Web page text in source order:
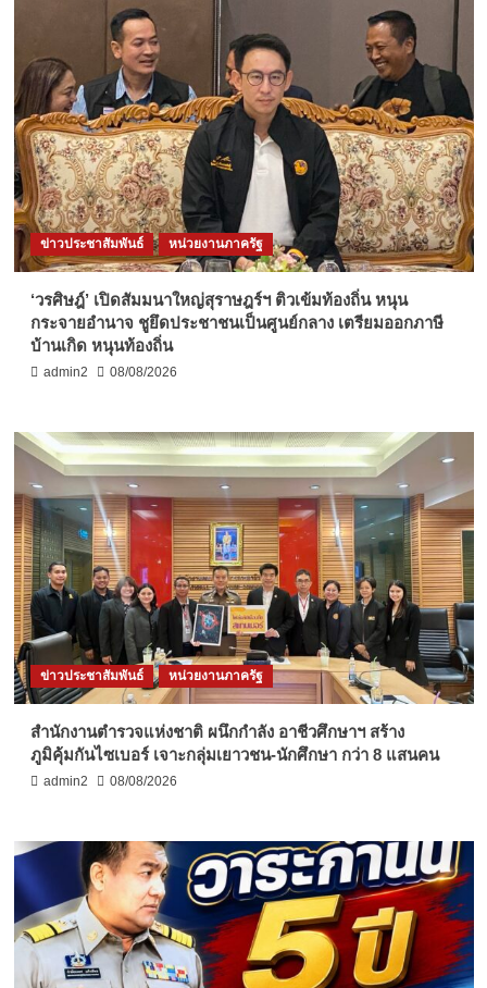
ข่าวประชาสัมพันธ์ หน่วยงานภาครัฐ
‘วรศิษฎ์’ เปิดสัมมนาใหญ่สุราษฎร์ฯ ติวเข้มท้องถิ่น หนุน
กระจายอำนาจ ชูยึดประชาชนเป็นศูนย์กลาง เตรียมออกภาษี
บ้านเกิด หนุนท้องถิ่น
admin2 08/08/2026
ข่าวประชาสัมพันธ์ หน่วยงานภาครัฐ
สำนักงานตำรวจแห่งชาติ ผนึกกำลัง อาชีวศึกษาฯ สร้าง
ภูมิคุ้มกันไซเบอร์ เจาะกลุ่มเยาวชน-นักศึกษา กว่า 8 แสนคน
admin2 08/08/2026